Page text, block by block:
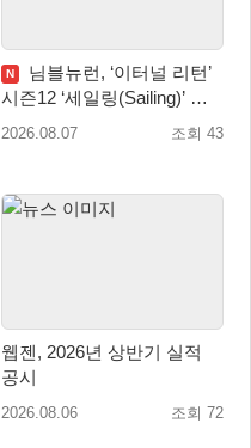
N
님블뉴런, ‘이터널 리턴’
시즌12 ‘세일링(Sailing)’ 프
리시즌 시작
2026.08.07 조회 43
웹젠, 2026년 상반기 실적
공시
2026.08.06 조회 72